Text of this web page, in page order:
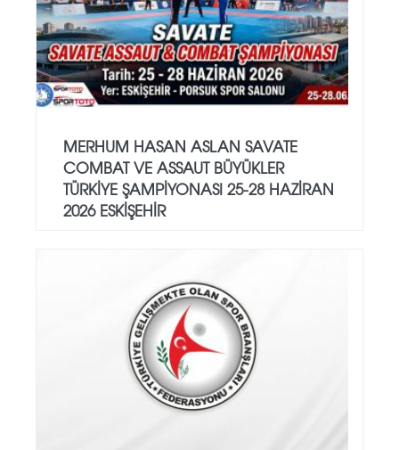
MERHUM HASAN ASLAN SAVATE
COMBAT VE ASSAUT BÜYÜKLER
TÜRKİYE ŞAMPİYONASI 25-28 HAZİRAN
2026 ESKİŞEHİR